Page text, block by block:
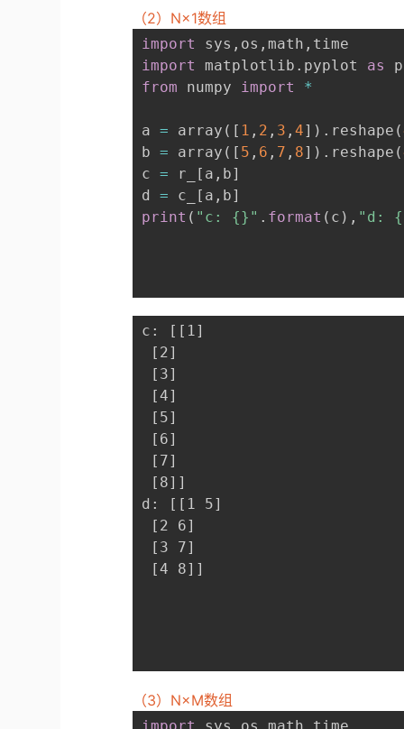
（2）N×1数组
import sys , os , math ,
import
matplotlib . pyplot as
from numpy import *
a = array ( [ 1 , 2 , 3 ,4] ) . reshape (
b = array ( [ 5 , 6 , 7 , 8] ) . reshape (
c = r_ [ a , b]
d = c_ [ a , b]
print ( "c: {}" . format ( c ) , "d:
c: [[1]
[2]
[3]
[4]
[5]
[6]
[7]
[8]]
d: [[1 5]
[2 6]
[3 7]
[4 8]]
（3）N×M数组